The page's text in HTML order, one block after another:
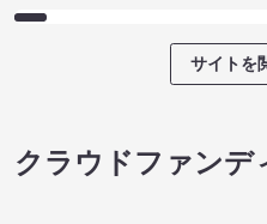
サイトを
クラウドファンデ